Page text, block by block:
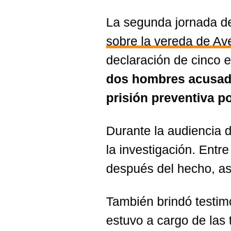
La segunda jornada
sobre la vereda de
declaración de cinco
dos hombres
prisión preventiva
Durante la audiencia
la investigación.
después del hecho,
También brindó
estuvo a cargo de las